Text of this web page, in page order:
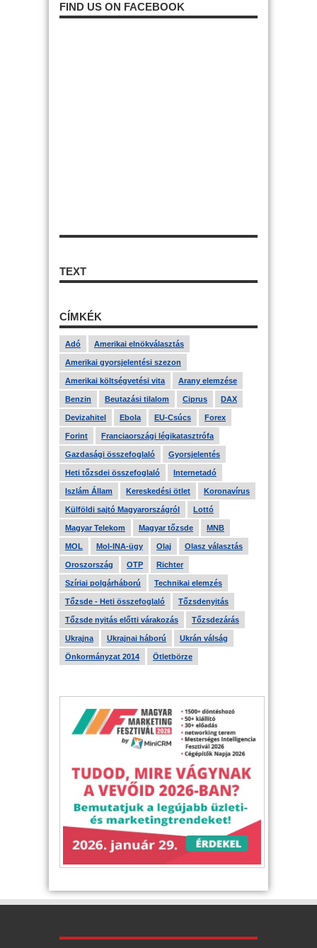
FIND US ON FACEBOOK
TEXT
CÍMKÉK
Adó Amerikai elnökválasztás
Amerikai gyorsjelentési szezon
Amerikai költségvetési vita Arany elemzése
Benzin Beutazási tilalom Ciprus DAX
Devizahitel Ebola EU-Csúcs Forex
Forint Franciaországi légikatasztrófa
Gazdasági összefoglaló Gyorsjelentés
Heti tőzsdei összefoglaló Internetadó
Iszlám Állam Kereskedési ötlet Koronavírus
Külföldi sajtó Magyarországról Lottó
Magyar Telekom Magyar tőzsde MNB
MOL Mol-INA-ügy Olaj Olasz választás
Oroszország OTP Richter
Szíriai polgárháború Technikai elemzés
Tőzsde - Heti összefoglaló Tőzsdenyitás
Tőzsde nyitás előtti várakozás Tőzsdezárás
Ukrajna Ukrajnai háború Ukrán válság
Önkormányzat 2014 Ötletbörze